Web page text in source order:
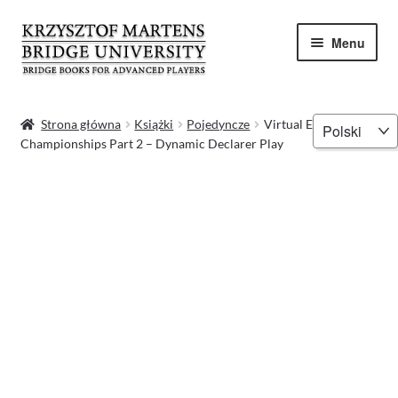
Przejdź
do
nawigacji
Przejdź
do
treści
Wybierz
język
Menu
Kontakt
Strona główna Książki Pojedyncze
Virtual European
Championships Part 2 – Dynamic Declarer Play